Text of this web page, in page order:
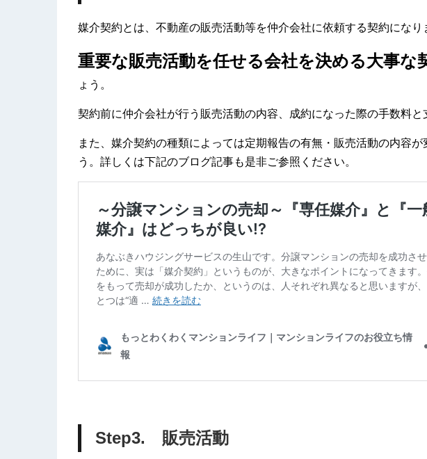
媒介契約とは、不動産の販売活動等を仲介会社に依頼する契約になり
重要な販売活動を任せる会社を決める大事な
ょう。
契約前に仲介会社が行う販売活動の内容、成約になった際の手数料と
また、媒介契約の種類によっては定期報告の有無・販売活動の内容
う。詳しくは下記のブログ記事も是非ご参照ください。
Step3. 販売活動